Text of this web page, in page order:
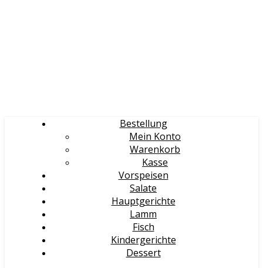
Bestellung
Mein Konto
Warenkorb
Kasse
Vorspeisen
Salate
Hauptgerichte
Lamm
Fisch
Kindergerichte
Dessert